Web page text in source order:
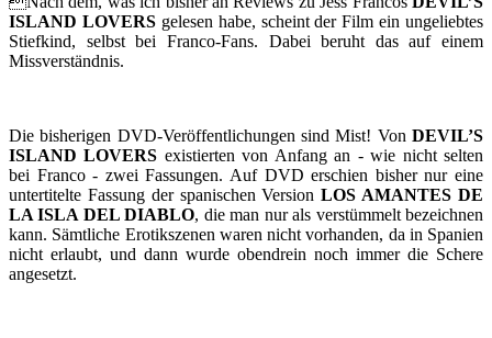
ISLAND LOVERSgelesen habe, scheint der Film ein ungeliebtes
Stiefkind, selbst bei Franco-Fans. Dabei beruht das auf einem
Missverständnis.
Die bisherigen DVD-Veröffentlichungen sind Mist! Von DEVIL’S
ISLAND LOVERS existierten von Anfang an - wie nicht selten
bei Franco - zwei Fassungen. Auf DVD erschien bisher nur eine
untertitelte Fassung der spanischen VersionLOS AMANTES DE
LA ISLA DEL DIABLO, die man nur als verstümmelt bezeichnen
kann. Sämtliche Erotikszenen waren nicht vorhanden, da in Spanien
nicht erlaubt, und dann wurde obendrein noch immer die Schere
angesetzt.